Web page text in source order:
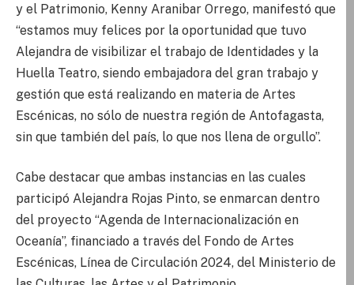
y el Patrimonio, Kenny Aranibar Orrego, manifestó que
“estamos muy felices por la oportunidad que tuvo
Alejandra de visibilizar el trabajo de Identidades y la
Huella Teatro, siendo embajadora del gran trabajo y
gestión que está realizando en materia de Artes
Escénicas, no sólo de nuestra región de Antofagasta,
sin que también del país, lo que nos llena de orgullo”.
Cabe destacar que ambas instancias en las cuales
participó Alejandra Rojas Pinto, se enmarcan dentro
del proyecto “Agenda de Internacionalización en
Oceanía”, financiado a través del Fondo de Artes
Escénicas, Línea de Circulación 2024, del Ministerio de